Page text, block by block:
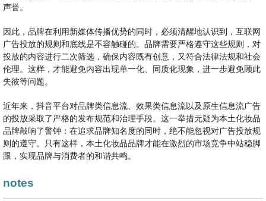
声誉。
因此，品牌在利用新媒体传播优势的同时，必须清醒地认识到，互联网
广告投放的规则和底线是不容触碰的。品牌需要严格遵守这些规则，对
投放的内容进行二次筛选，确保内容既有创意，又符合法律法规和社会
伦理。这样，才能避免内容出现单一化、同质化现象，进一步避免顾此
失彼等问题。
近年来，抖音平台对品牌类信息流、效果类信息流以及原生信息流广告
的投放采取了严格的发布规范和治理手段。这一举措无疑为本土化妆品
品牌敲响了警钟：在追求品牌知名度的同时，绝不能忽视对广告投放规
则的遵守。只有这样，本土化妆品品牌才能在激烈的市场竞争中站稳脚
跟，实现品牌与消费者的和谐共鸣。
notes